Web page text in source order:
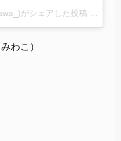
がシェアした投稿
わこ）